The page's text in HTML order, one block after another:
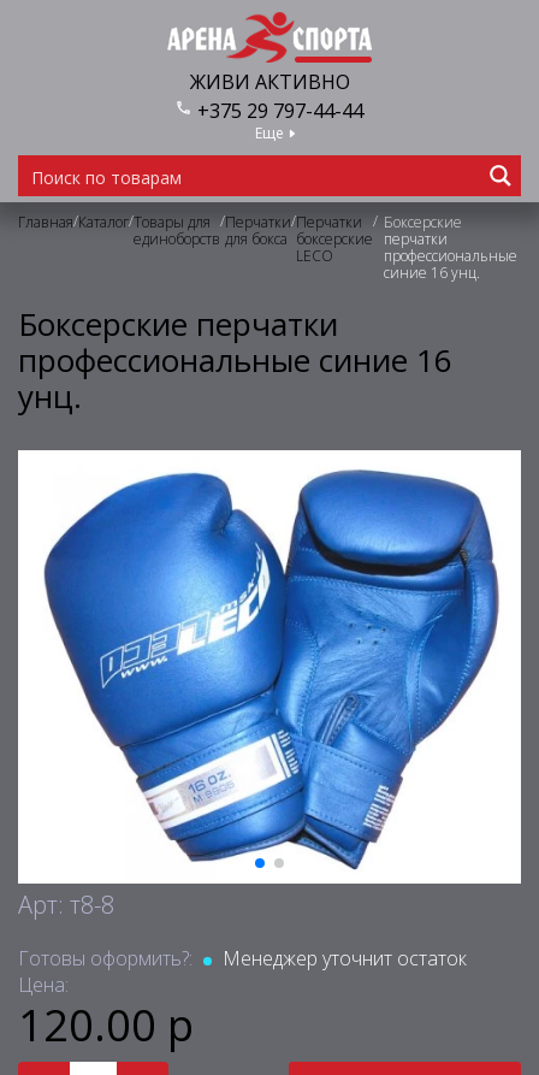
ЖИВИ АКТИВНО
+375 29 797-44-44
Еще
Главная/Каталог/Товары для
единоборств
/Перчатки
для бокса
/Перчатки
боксерские
LECO
/ Боксерские
перчатки
профессиональные
синие 16 унц.
Боксерские перчатки
профессиональные синие 16
унц.
Арт: т8-8
Готовы оформить?:
Менеджер уточнит остаток
Цена:
120.00 р